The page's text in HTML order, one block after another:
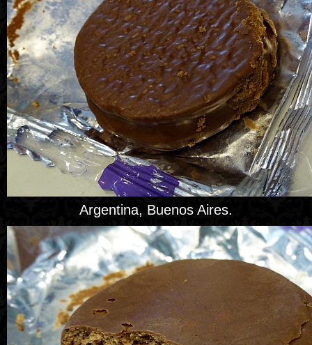
Argentina, Buenos Aires.